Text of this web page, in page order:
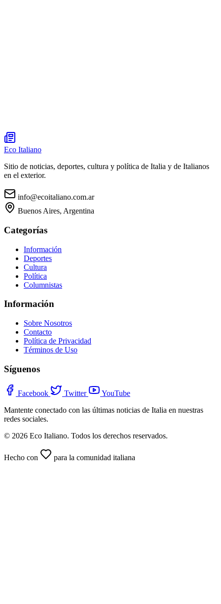
Eco Italiano
Sitio de noticias, deportes, cultura y política de Italia y de Italianos
en el exterior.
info@ecoitaliano.com.ar
Buenos Aires, Argentina
Categorías
Información
Deportes
Cultura
Política
Columnistas
Información
Sobre Nosotros
Contacto
Política de Privacidad
Términos de Uso
Síguenos
Facebook Twitter
YouTube
Mantente conectado con las últimas noticias de Italia en nuestras
redes sociales.
© 2026 Eco Italiano. Todos los derechos reservados.
Hecho con para la comunidad italiana